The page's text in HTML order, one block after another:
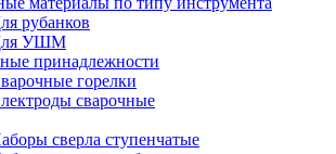
рубанков
УШМ
принадлежности
горелки
сварочные
cверла ступенчатые